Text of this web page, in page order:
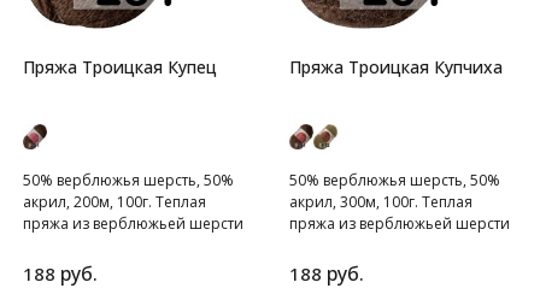
Пряжа Троицкая Купец
50% верблюжья шерсть, 50%
акрил, 200м, 100г. Теплая
пряжа из верблюжьей шерсти
188 руб.
Пряжа Троицкая Купчиха
50% верблюжья шерсть, 50%
акрил, 300м, 100г. Теплая
пряжа из верблюжьей шерсти
188 руб.